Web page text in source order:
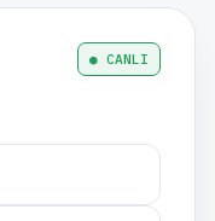
● CANLI